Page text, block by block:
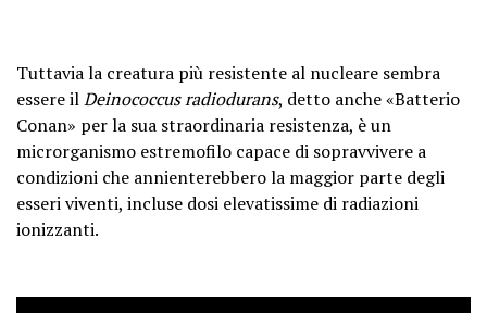
Tuttavia la creatura più resistente al nucleare sembra
essere ilDeinococcus radiodurans, detto anche «Batterio
Conan» per la sua straordinaria resistenza, è un
microrganismo estremofilo capace di sopravvivere a
condizioni che annienterebbero la maggior parte degli
esseri viventi, incluse dosi elevatissime di radiazioni
ionizzanti.